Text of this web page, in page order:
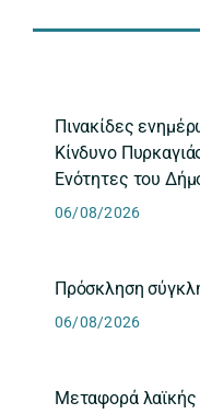
Πινακίδες
Κίνδυνο
Ενότητες του
06/08/2026
Πρόσκληση
06/08/2026
Μεταφορά λαϊκής